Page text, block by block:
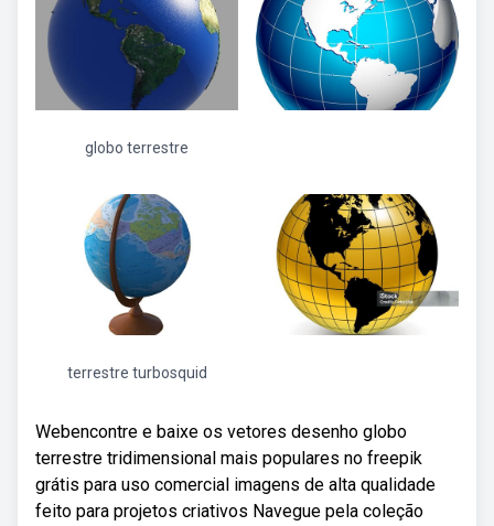
globo terrestre
terrestre turbosquid
Webencontre e baixe os vetores desenho globo
terrestre tridimensional mais populares no freepik
grátis para uso comercial imagens de alta qualidade
feito para projetos criativos Navegue pela coleção